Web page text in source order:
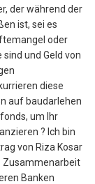
der während der
ist, sei es
oder
und Geld von
diese
auf baudarlehen
um Ihr
? Ich bin
von Riza Kosar
Zusammenarbeit
Banken